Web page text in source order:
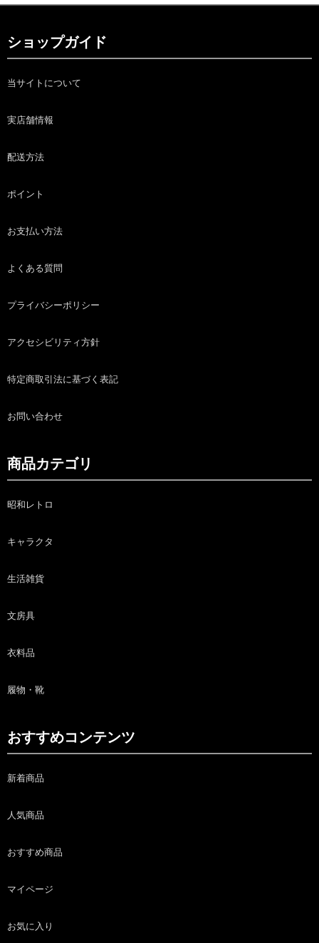
ショップガイド
当サイトについて
実店舗情報
配送方法
ポイント
お支払い方法
よくある質問
プライバシーポリシー
アクセシビリティ方針
特定商取引法に基づく表記
お問い合わせ
商品カテゴリ
昭和レトロ
キャラクタ
生活雑貨
文房具
衣料品
履物・靴
おすすめコンテンツ
新着商品
人気商品
おすすめ商品
マイページ
お気に入り